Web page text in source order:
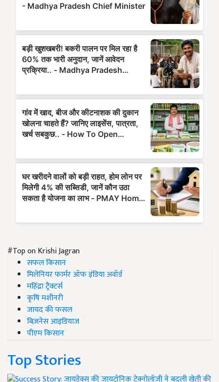
#Top on Krishi Jagran
सफल किसान
मिलेनियर फार्मर ऑफ इंडिया अवॉर्ड
महिंद्रा ट्रैक्टर्स
कृषि मशीनरी
जायद की फसल
बिज़नेस आइडियाज
पीएम किसान
Top Stories